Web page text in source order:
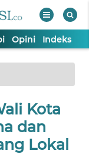
Opini Indeks
Kota
dan
Lokal